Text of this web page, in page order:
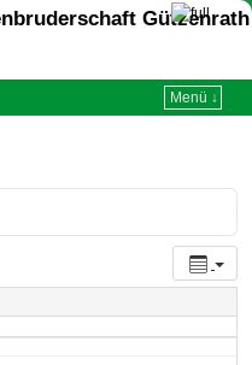
Gützenrath
Menü ↓